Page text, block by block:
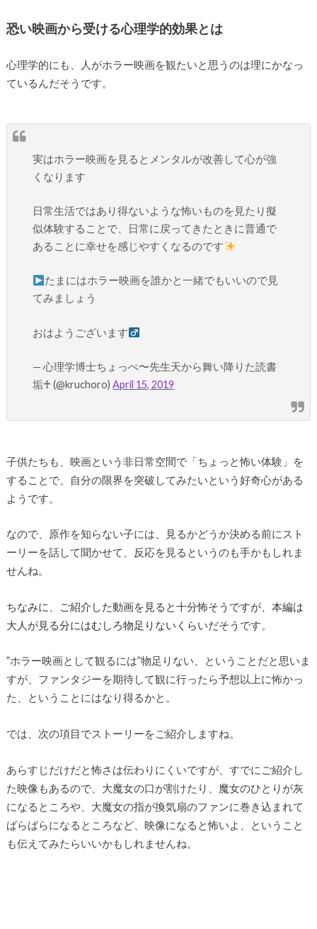
恐い映画から受ける心理学的効果とは
心理学的にも、人がホラー映画を観たいと思うのは理にかなっ
ているんだそうです。
実はホラー映画を見るとメンタルが改善して心が強
くなります
日常生活ではあり得ないような怖いものを見たり擬
似体験することで、日常に戻ってきたときに普通で
あることに幸せを感じやすくなるのです
たまにはホラー映画を誰かと一緒でもいいので見
てみましょう
おはようございます‍
— 心理学博士ちょっぺ〜先生天から舞い降りた読書
垢♰ (@kruchoro)April 15, 2019
子供たちも、映画という非日常空間で「ちょっと怖い体験」を
することで、自分の限界を突破してみたいという好奇心がある
ようです。
なので、原作を知らない子には、見るかどうか決める前にスト
ーリーを話して聞かせて、反応を見るというのも手かもしれま
せんね。
ちなみに、ご紹介した動画を見ると十分怖そうですが、本編は
大人が見る分にはむしろ物足りないくらいだそう です。
”ホラー映画として観るには”物足りない、ということだと思いま
すが、ファンタジーを期待して観に行ったら予想以上に怖かっ
た、ということにはなり得るかと。
では、次の項目でストーリーをご紹介しますね。
あらすじだけだと怖さは伝わりにくいですが、すでにご紹介し
た映像もあるので、大魔女の口が割けたり、魔女のひとりが灰
になるところや、大魔女の指が換気扇のファンに巻き込まれて
ばらばらになるところなど、映像になると怖いよ、ということ
も伝えてみたらいいかもしれませんね。